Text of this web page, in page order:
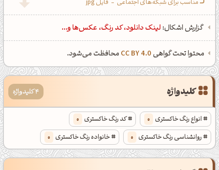
مناسب برای شبکه‌های اجتماعی - فایل jpg
گزارش اشکال: لینک دانلود، کد رنگ، عکس‌ها و...
محتوا تحت گواهیCC BY 4.0 محافظت می‌شود.
کلیدواژه 4 کلیدواژه
انواع رنگ خاکستری 0 کد رنگ خاکستری 0
روانشناسی رنگ خاکستری 0 خانواده رنگ خاکستری 0